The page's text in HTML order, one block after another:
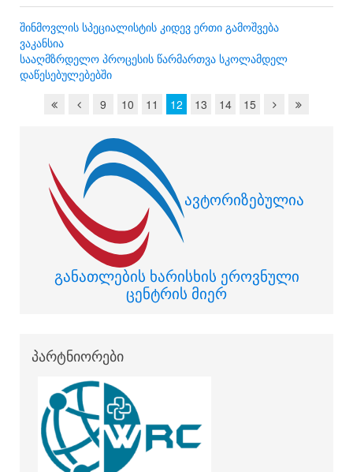
შინმოვლის სპეციალისტის კიდევ ერთი გამოშვება
ვაკანსია
სააღმზრდელო პროცესის წარმართვა სკოლამდელ
დაწესებულებებში
9
10 11 12 13 14 15
ავტორიზებულია
განათლების ხარისხის ეროვნული
ცენტრის მიერ
პარტნიორები